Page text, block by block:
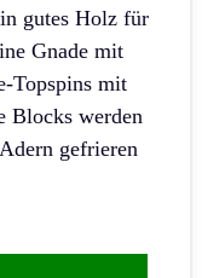
gutes Holz für
Gnade mit
Topspins mit
Blocks werden
gefrieren